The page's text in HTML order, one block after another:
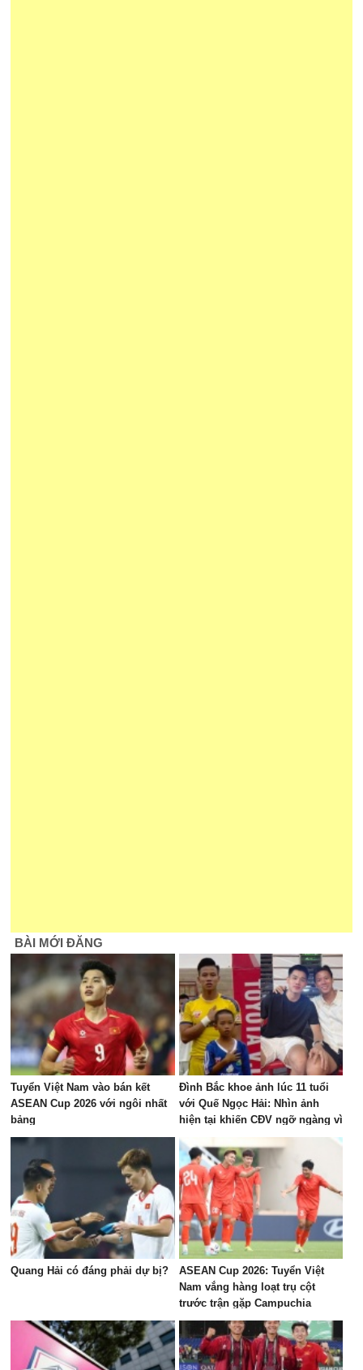
BÀI MỚI ĐĂNG
Tuyển Việt Nam vào bán kết
ASEAN Cup 2026 với ngôi nhất
bảng
Đình Bắc khoe ảnh lúc 11 tuổi
với Quế Ngọc Hải: Nhìn ảnh
hiện tại khiến CĐV ngỡ ngàng vì
dậy thì quá thành công
Quang Hải có đáng phải dự bị?
ASEAN Cup 2026: Tuyển Việt
Nam vắng hàng loạt trụ cột
trước trận gặp Campuchia